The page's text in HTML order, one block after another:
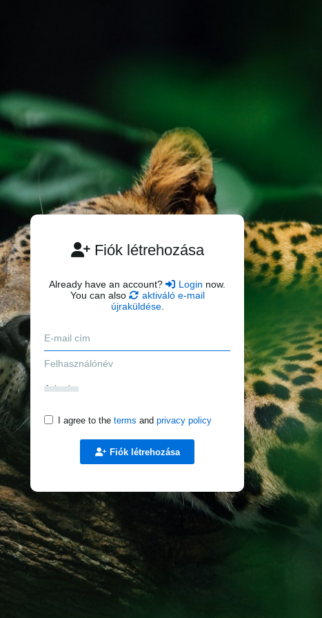
Fiók létrehozása
Already have an account? Login now.
You can also
aktiváló e-mail
újraküldése.
I agree to the terms and privacy policy
Fiók létrehozása